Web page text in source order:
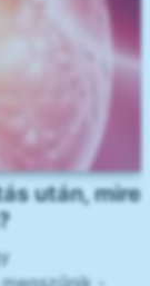
után, mire